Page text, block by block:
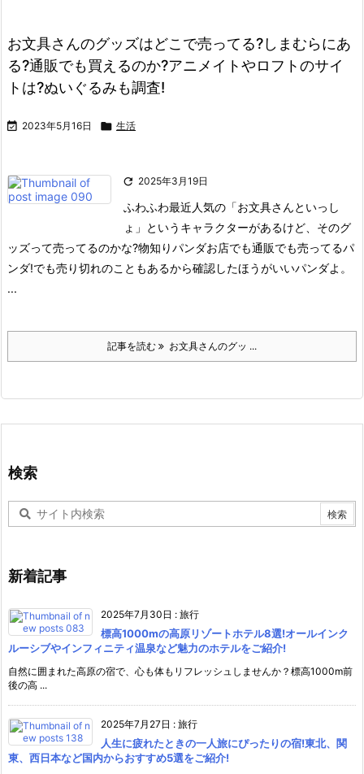
お文具さんのグッズはどこで売ってる?しまむらにあ
る?通販でも買えるのか?アニメイトやロフトのサイ
トは?ぬいぐるみも調査!
 2023年5月16日  生活
 2025年3月19日
ふわふわ最近人気の「お文具さんといっし
ょ」というキャラクターがあるけど、そのグ
ッズって売ってるのかな?物知りパンダお店でも通販でも売ってるパ
ンダ!でも売り切れのこともあるから確認したほうがいいパンダよ。
...
記事を読む お文具さんのグッ ...
検索
新着記事
2025年7月30日 : 旅行
標高1000mの高原リゾートホテル8選!オールインク
ルーシブやインフィニティ温泉など魅力のホテルをご紹介!
自然に囲まれた高原の宿で、心も体もリフレッシュしませんか？標高1000m前
後の高 ...
2025年7月27日 : 旅行
人生に疲れたときの一人旅にぴったりの宿!東北、関
東、西日本など国内からおすすめ5選をご紹介!